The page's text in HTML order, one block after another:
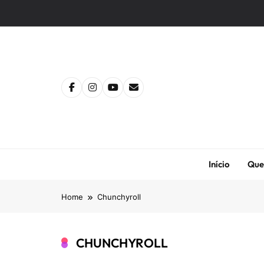
Início
Home Chunchyroll
CHUNCHYROLL